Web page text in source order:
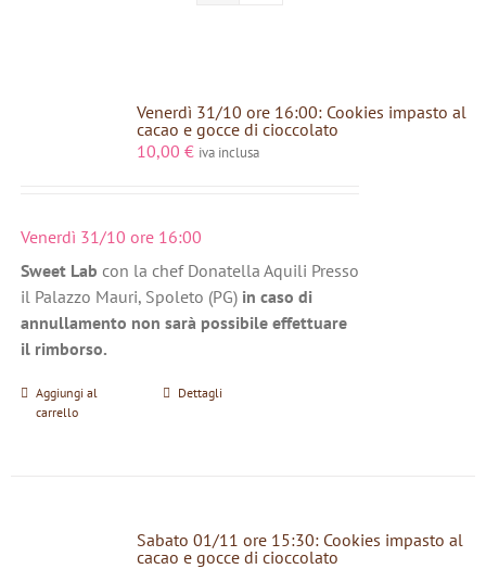
Venerdì 31/10 ore 16:00: Cookies impasto al
cacao e gocce di cioccolato
10,00 € iva inclusa
Venerdì 31/10 ore 16:00
Sweet Lab con la chef Donatella Aquili Presso
il Palazzo Mauri, Spoleto (PG) in caso di
annullamento non sarà possibile effettuare
il rimborso.
Aggiungi al
carrello
Dettagli
Sabato 01/11 ore 15:30: Cookies impasto al
cacao e gocce di cioccolato